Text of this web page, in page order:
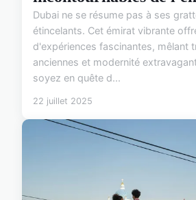
Dubai ne se résume pas à ses
étincelants. Cet émirat vibrante
d'expériences fascinantes, mêlant
anciennes et modernité
soyez en quête d...
22 juillet 2025